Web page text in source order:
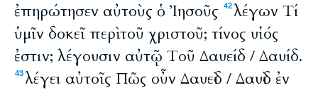
ἐπηρώτησεν αὐτοὺς ὁ Ἰησοῦς
42λέγων Τί
ὑμῖν δοκεῖ περὶ τοῦ χριστοῦ; τίνος υἱός
ἐστιν; λέγουσιν αὐτῷ Τοῦ Δαυείδ / Δαυίδ.
43λέγει αὐτοῖς Πῶς οὖν Δαυεὶδ / Δαυὶδ ἐν